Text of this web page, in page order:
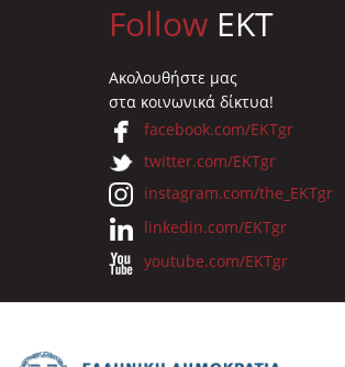
Follow EKT
Ακολουθήστε μας
στα κοινωνικά δίκτυα!
facebook.com/EKTgr
twitter.com/EKTgr
instagram.com/the_EKTgr
linkedin.com/EKTgr
youtube.com/EKTgr